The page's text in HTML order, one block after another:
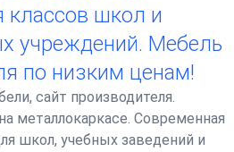
классов школ и
учреждений. Мебель
по низким ценам!
сайт производителя.
металлокаркасе. Современная
школ, учебных заведений и